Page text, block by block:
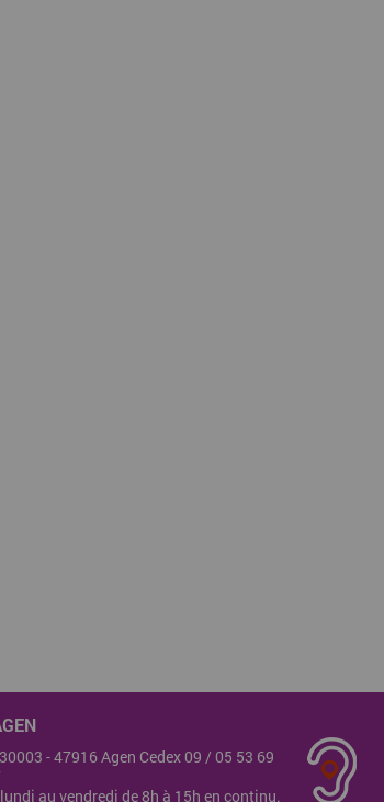
- 47916 Agen Cedex 09 /05 53 69
au vendredi de 8h à 15h en continu.